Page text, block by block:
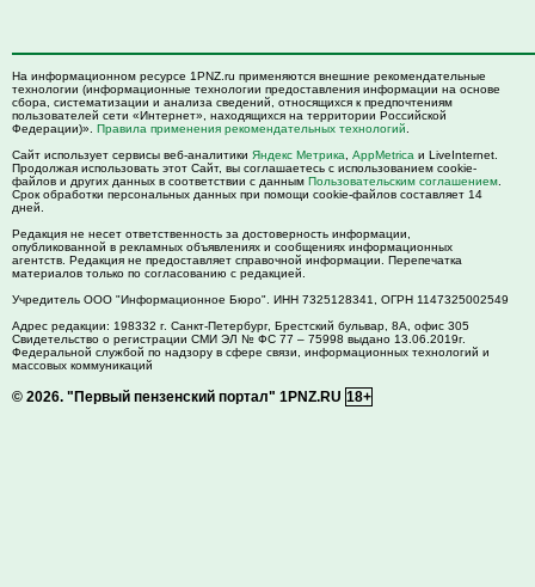
На информационном ресурсе 1PNZ.ru применяются внешние рекомендательные
технологии (информационные технологии предоставления информации на основе
сбора, систематизации и анализа сведений, относящихся к предпочтениям
пользователей сети «Интернет», находящихся на территории Российской
Федерации)». Правила применения рекомендательных технологий
Сайт использует сервисы веб-аналитики Яндекс Метрика AppMetrica и LiveInternet.
Продолжая использовать этот Сайт, вы соглашаетесь с использованием cookie-
файлов и других данных в соответствии с данным Пользовательским соглашением
Срок обработки персональных данных при помощи cookie-файлов составляет 14
дней.
Редакция не несет ответственность за достоверность информации,
опубликованной в рекламных объявлениях и сообщениях информационных
агентств. Редакция не предоставляет справочной информации. Перепечатка
материалов только по согласованию с редакцией.
Учредитель ООО "Информационное Бюро". ИНН 7325128341, ОГРН 1147325002549
Адрес редакции: 198332 г. Санкт-Петербург, Брестский бульвар, 8А, офис 305
Свидетельство о регистрации СМИ ЭЛ № ФС 77 – 75998 выдано 13.06.2019г.
Федеральной службой по надзору в сфере связи, информационных технологий и
массовых коммуникаций
© 2026. "Первый пензенский портал" 1PNZ.RU 18+